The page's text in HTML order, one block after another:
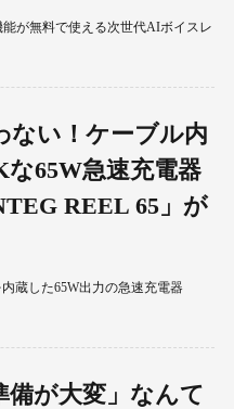
が無料で使える次世代AIボイスレ
ない！ケーブル内
65W急速充電器
REEL 65」が
蔵した65W出力の急速充電器
備が大変」なんて